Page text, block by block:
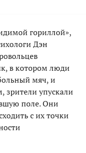
гориллой»,
Дэн
в котором люди
мяч, и
зрители упускали
поле. Они
с их точки